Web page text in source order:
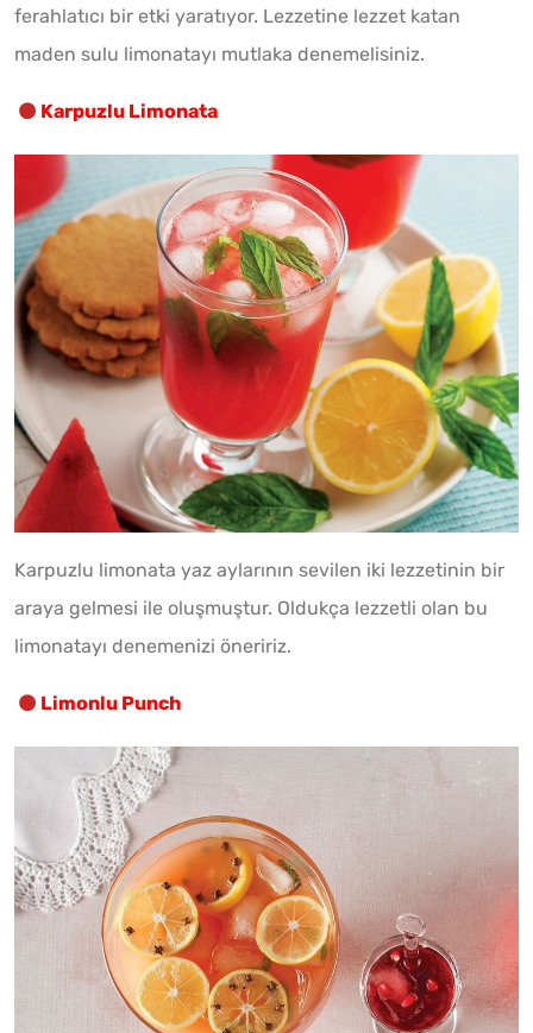
ferahlatıcı bir etki yaratıyor. Lezzetine lezzet katan
maden sulu limonatayı mutlaka denemelisiniz.
Karpuzlu Limonata
Karpuzlu limonata yaz aylarının sevilen iki lezzetinin bir
araya gelmesi ile oluşmuştur. Oldukça lezzetli olan bu
limonatayı denemenizi öneririz.
Limonlu Punch